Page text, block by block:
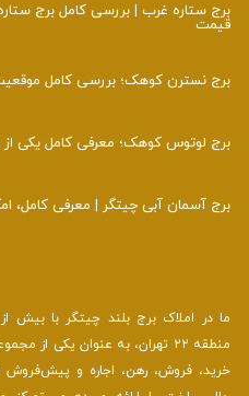
برج ستاره غرب | بررسی کامل برج
قیمت
برج نسترن کوهک؛ بررسی کامل
برج لوتوس کوهک؛ معرفی کامل یکی از
برج آسمان آبی چیتگر | معرفی کامل،
منطقه ۲۲ تهران، به عنوان یکی از
خرید، فروش، رهن، اجاره و پیش‌فروش